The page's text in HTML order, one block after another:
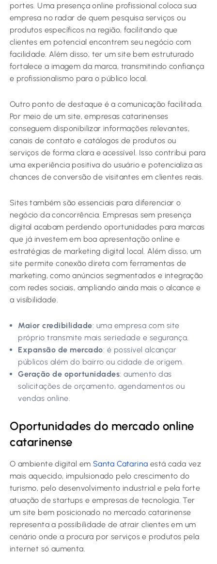
portes. Uma presença online profissional coloca sua
empresa no radar de quem pesquisa serviços ou
produtos específicos na região, facilitando que
clientes em potencial encontrem seu negócio com
facilidade. Além disso, ter um site bem estruturado
fortalece a imagem da marca, transmitindo confiança
e profissionalismo para o público local.
Outro ponto de destaque é a comunicação facilitada.
Por meio de um site, empresas catarinenses
conseguem disponibilizar informações relevantes,
canais de contato e catálogos de produtos ou
serviços de forma clara e acessível. Isso contribui para
uma experiência positiva do usuário e potencializa as
chances de conversão de visitantes em clientes reais.
Sites também são essenciais para diferenciar o
negócio da concorrência. Empresas sem presença
digital acabam perdendo oportunidades para marcas
que já investem em boa apresentação online e
estratégias de marketing digital local. Além disso, um
site permite conexão direta com ferramentas de
marketing, como anúncios segmentados e integração
com redes sociais, ampliando ainda mais o alcance e
a visibilidade.
Maior credibilidade: uma empresa com site
próprio transmite mais seriedade e segurança.
Expansão de mercado: é possível alcançar
públicos além do bairro ou cidade de origem.
Geração de oportunidades: aumento das
solicitações de orçamento, agendamentos ou
vendas online.
Oportunidades do mercado online
catarinense
O ambiente digital em Santa Catarina está cada vez
mais aquecido, impulsionado pelo crescimento do
turismo, pelo desenvolvimento industrial e pela forte
atuação de startups e empresas de tecnologia. Ter
um site bem posicionado no mercado catarinense
representa a possibilidade de atrair clientes em um
cenário onde a procura por serviços e produtos pela
internet só aumenta.